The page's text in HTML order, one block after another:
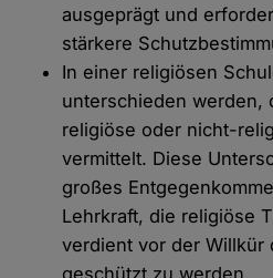
ausgeprägt und
stärkere
In einer religiösen
unterschieden werden,
religiöse oder nicht-
vermittelt. Diese
großes
Lehrkraft, die religiöse
verdient vor der Willkür